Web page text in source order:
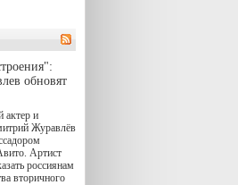
wink.ru/series/kholod-
только
август по
эпизоды
возмездием в
Кристо
обновят
актер и
Журавлёв
Артист
россиянам
вторичного